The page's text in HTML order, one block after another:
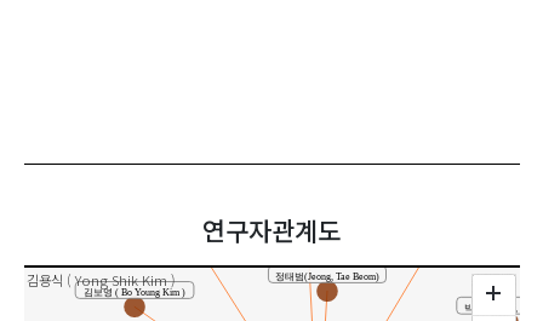
연구자관계도
김용식 ( Yong Shik Kim )
김보영 ( Bo Young Kim )
박범진(Park,
정태범(Jeong, Tae Beom)
최종서 ( Jong Seo Choi )